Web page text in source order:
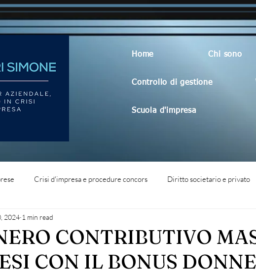
Home Chi sono
Controllo di gestione
Scuola d'impresa
Crisi d'impresa e procedure concors Diritto societario e privato
- liquidità aziendale
CONTRIBUTIVO
CON IL BONUS DONNE
2024 1 min read